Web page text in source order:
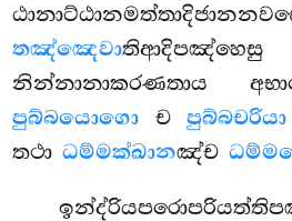
තඤ්ඤෙවා
නින්නානාකරණතාය
පුබ්බයොගො ච පුබ්බචරියා
තථාධම්මක්ඛානඤ්ච